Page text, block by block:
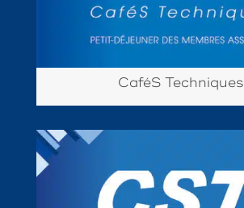
CaféS Techniques